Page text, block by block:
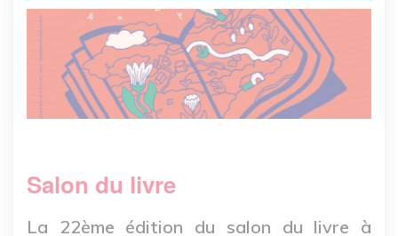
Salon du livre
La 22ème édition du salon du livre à